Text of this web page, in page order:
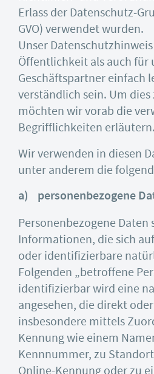
Erlass der Datenschutz-
GVO) verwendet wurden.
Unser
Öffentlichkeit als auch für
Geschäftspartner einfach
verständlich sein. Um
möchten wir vorab die
Begrifflichkeiten erläutern.
Wir verwenden in diesen
unter anderem die
a) personenbezogene
Personenbezogene Daten
Informationen, die sich
oder identifizierbare
Folgenden „betroffene
identifizierbar wird eine
angesehen, die direkt
insbesondere mittels
Kennung wie einem
Kennnummer, zu
Online-Kennung oder zu